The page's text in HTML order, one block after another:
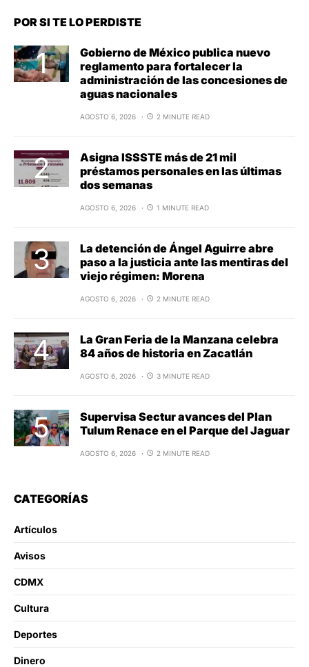
POR SI TE LO PERDISTE
Gobierno de México publica nuevo
reglamento para fortalecer la
administración de las concesiones de
aguas nacionales
AGOSTO 6, 2026 2 MINUTE READ
Asigna ISSSTE más de 21 mil
préstamos personales en las últimas
dos semanas
AGOSTO 6, 2026 1 MINUTE READ
La detención de Ángel Aguirre abre
paso a la justicia ante las mentiras del
viejo régimen: Morena
AGOSTO 6, 2026 2 MINUTE READ
La Gran Feria de la Manzana celebra
84 años de historia en Zacatlán
AGOSTO 6, 2026 3 MINUTE READ
Supervisa Sectur avances del Plan
Tulum Renace en el Parque del Jaguar
AGOSTO 6, 2026 2 MINUTE READ
CATEGORÍAS
Artículos
Avisos
CDMX
Cultura
Deportes
Dinero